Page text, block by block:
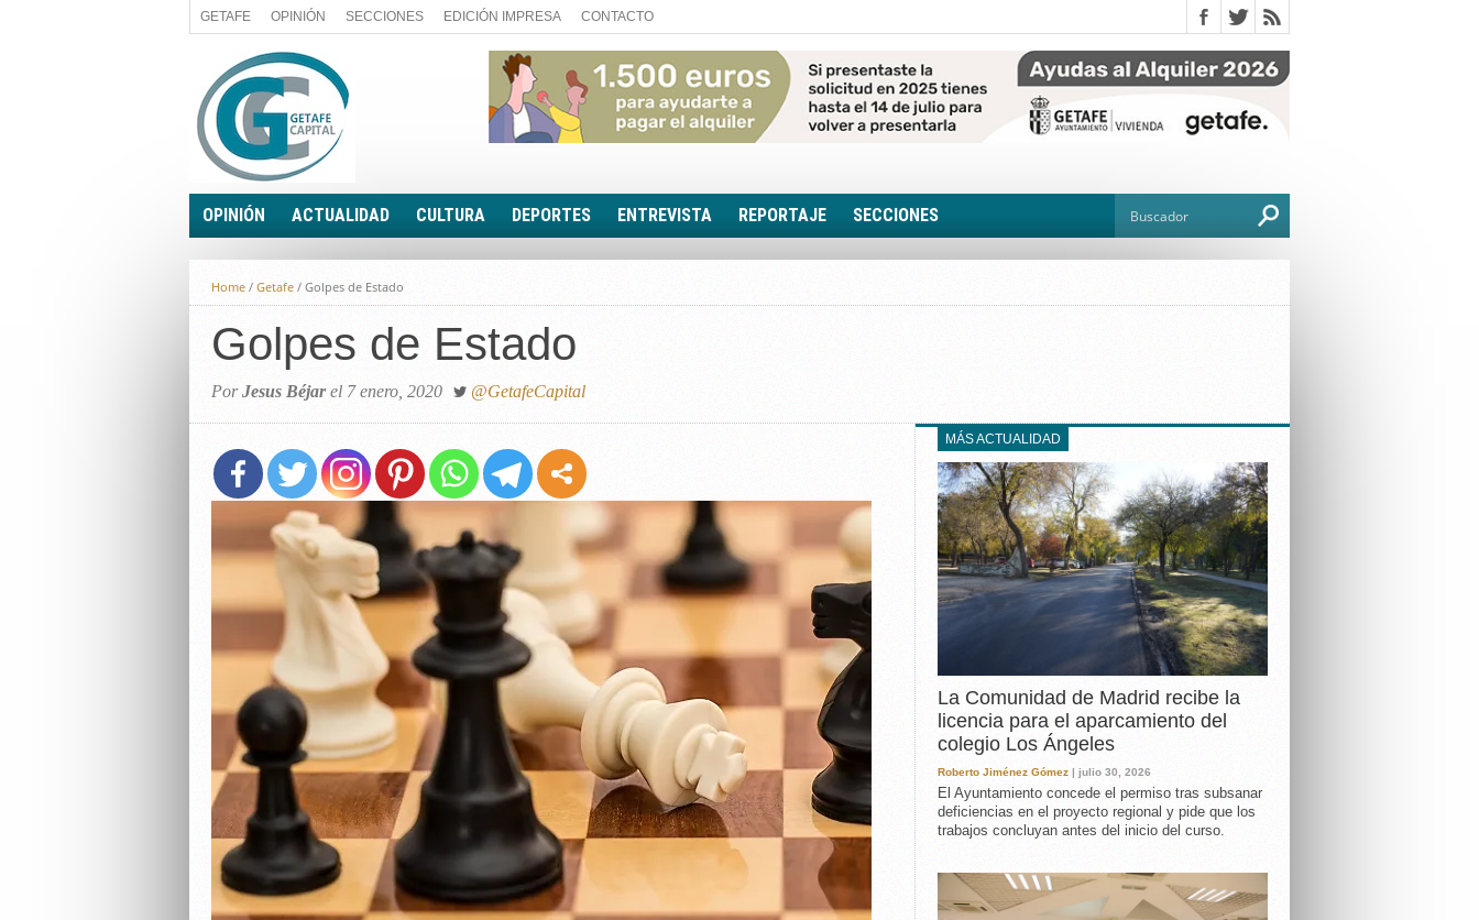
GETAFE OPINIÓN SECCIONES EDICIÓN IMPRESA CONTACTO
OPINIÓN
A FIN DE CUENTAS
PALABRA DE CONCEJAL
LA PIEDRA DE SÍSIFO
EL SACAPUNTAS
TODAS LAS BANDERAS
ROTAS
ACTUALIDAD
POLÍTICA
ECONOMÍA
BREVES
CULTURA DEPORTES ENTREVISTA REPORTAJE SECCIONES
FOTONOTICIA
RUTA DE LA MEMORIA
LA VOZ DE LA
EXPERIENCIA
IN MEMORIAM
MEMORIA RECUPERADA
UN MINUTO EN EL
MUSEO
VARIOS
Home / Getafe / Golpes de Estado
Golpes de Estado
PorJesus Béjarel 7 enero, 2020 @GetafeCapital
MÁS ACTUALIDAD
La Comunidad de Madrid recibe la
licencia para el aparcamiento del
colegio Los Ángeles
Roberto Jiménez Gómez | julio 30, 2026
El Ayuntamiento concede el permiso tras subsanar
deficiencias en el proyecto regional y pide que los
trabajos concluyan antes del inicio del curso.